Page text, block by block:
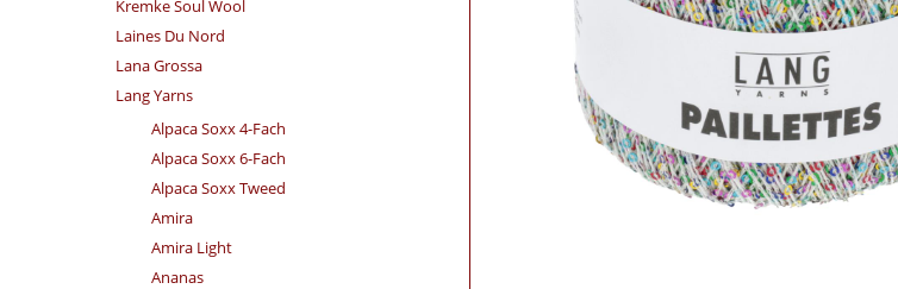
Kremke Soul Wool
Laines Du Nord
Lana Grossa
Lang Yarns
Alpaca Soxx 4-Fach
Alpaca Soxx 6-Fach
Alpaca Soxx Tweed
Amira
Amira Light
Ananas